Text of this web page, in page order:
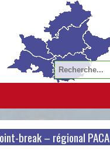
break – régional PACA